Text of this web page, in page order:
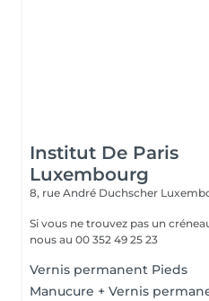
Institut De Paris
Luxembourg
8, rue André Duchscher
Si vous ne trouvez pas un
nous au 00 352 49 25 23
Vernis permanent Pieds
Manucure + Vernis